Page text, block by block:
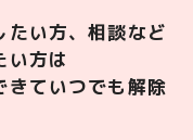
たい方、相談など
い方は
きていつでも解除